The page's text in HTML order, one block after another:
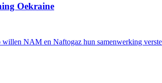
Oekraine
NAM en Naftogaz hun samenwerking